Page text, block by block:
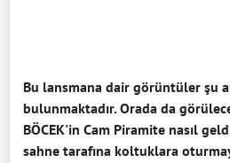
Bu lansmana dair görüntüler şu
bulunmaktadır. Orada da
BÖCEK'in Cam Piramite nasıl
sahne tarafına koltuklara